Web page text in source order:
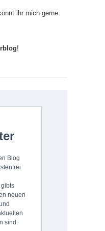
ihr mich gerne
!
Blog
gibts
neuen
sind.